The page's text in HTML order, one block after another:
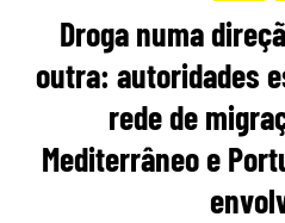
Droga numa
outra: autoridades
rede de
Mediterrâneo e